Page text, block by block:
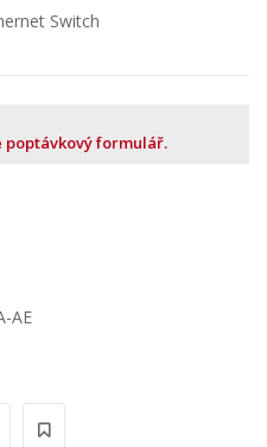
Switch
formulář.
AE